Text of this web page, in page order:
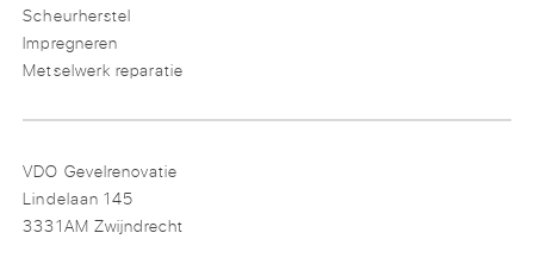
Scheurherstel
Impregneren
Metselwerk reparatie
VDO Gevelrenovatie
Lindelaan 145
3331AM Zwijndrecht